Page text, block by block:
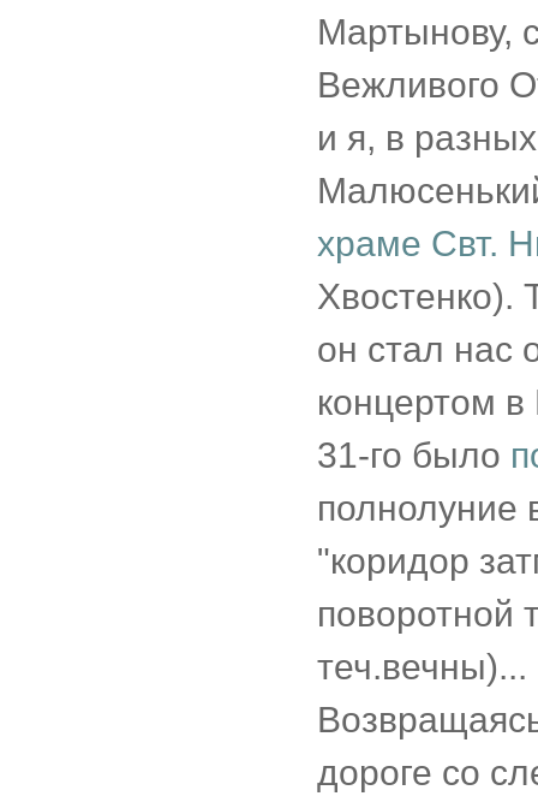
Мартынову,
Вежливого
и я, в
храме Свт.
Хвостенко).
он стал нас
концертом
31-го было
полнолуние
"коридор
поворотной
теч.вечны)...
дороге со